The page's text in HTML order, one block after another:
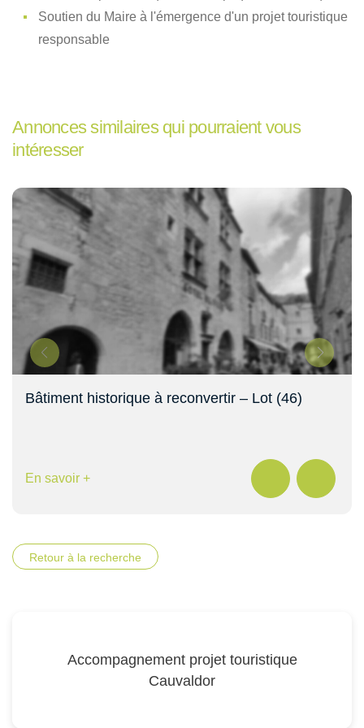
Soutien du Maire à l'émergence d'un projet touristique
responsable
Annonces similaires qui pourraient vous
intéresser
Bâtiment historique à reconvertir – Lot (46)
En savoir +
Retour à la recherche
Accompagnement projet touristique
Cauvaldor